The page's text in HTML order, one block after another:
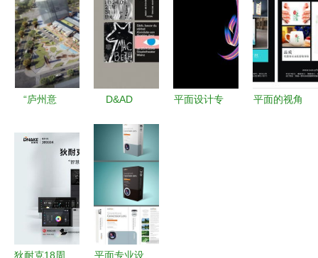
心，点亮每
一次品牌亮
相
略 从创意
到商业应用
限可能
“庐州意
式落户庐阳
D&AD
作品公布
平面设计类
佳作赏析
（三）
平面设计专
平面的视角
狄耐克18周 平面专业设